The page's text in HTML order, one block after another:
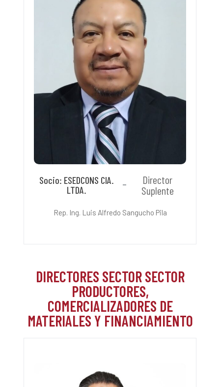
Socio: ESEDCONS CIA.
LTDA.
Director
Suplente
Rep. Ing. Luis Alfredo Sangucho Pila
DIRECTORES SECTOR SECTOR
PRODUCTORES,
COMERCIALIZADORES DE
MATERIALES Y FINANCIAMIENTO